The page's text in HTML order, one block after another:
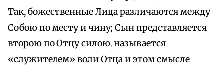
Так, божественные Лица различаются между
Собою по месту и чину; Сын представляется
второю по Отцу силою, называется
«служителем» воли Отца и этом смысле